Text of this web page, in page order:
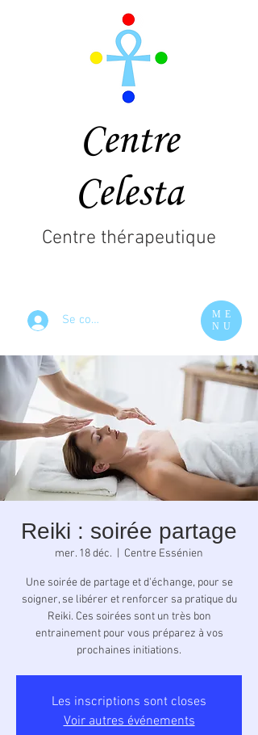
Centre
Celesta
Se connecter
ME
NU
Centre thérapeutique
Reiki : soirée partage
mer. 18 déc. Centre Essénien
Une soirée de partage et d'échange, pour se
soigner, se libérer et renforcer sa pratique du
Reiki. Ces soirées sont un très bon
entrainement pour vous préparez à vos
prochaines initiations.
Les inscriptions sont closes
Voir autres événements